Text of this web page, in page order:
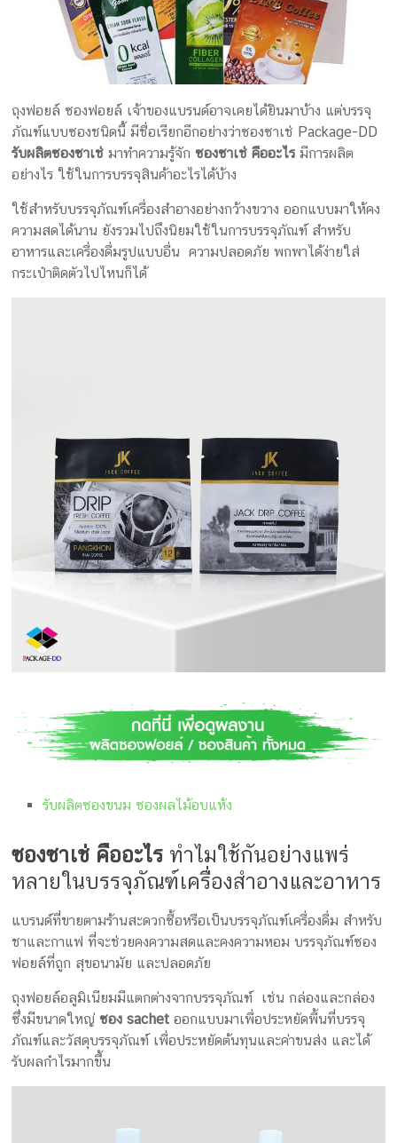
ผลิต
กล่อง
รับ
ผลิต
ครีม
รับ
ผลิต
กล่อง
ครีม
รับ
สบู่
รับ
อาหาร
โรงงาน
ผลิต
บรรจุ
ภัณฑ์
ถุงฟอยล์ ซองฟอยล์ เจ้าของแบรนด์อาจเคยได้ยินมาบ้าง แต่บรรจุ
ภัณฑ์แบบซองชนิดนี้ มีชื่อเรียกอีกอย่างว่าซองซาเช่ Package-DD
รับผลิตซองซาเช่ มาทำความรู้จักซองซาเช่ คืออะไรมีการผลิต
อย่างไร ใช้ในการบรรจุสินค้าอะไรได้บ้าง
ใช้สำหรับบรรจุภัณฑ์เครื่องสำอางอย่างกว้างขวาง ออกแบบมาให้คง
ความสดได้นาน ยังรวมไปถึงนิยมใช้ในการบรรจุภัณฑ์ สำหรับ
อาหารและเครื่องดื่มรูปแบบอื่น ความปลอดภัย พกพาได้ง่ายใส่
กระเป๋าติดตัวไปไหนก็ได้
รับผลิตซองขนม ซองผลไม้อบแห้ง
ซองซาเช่ คืออะไร ทำไมใช้กันอย่างแพร่
หลายในบรรจุภัณฑ์เครื่องสำอางและอาหาร
แบรนด์ที่ขายตามร้านสะดวกซื้อหรือเป็นบรรจุภัณฑ์เครื่องดื่ม สำหรับ
ชาและกาแฟ ที่จะช่วยคงความสดและคงความหอม บรรจุภัณฑ์ซอง
ฟอยล์ที่ถูก สุขอนามัย และปลอดภัย
ถุงฟอยล์อลูมิเนียมมีแตกต่างจากบรรจุภัณฑ์ เช่น กล่องและกล่อง
ซึ่งมีขนาดใหญ่ซอง sachet ออกแบบมาเพื่อประหยัดพื้นที่บรรจุ
ภัณฑ์และวัสดุบรรจุภัณฑ์ เพื่อประหยัดต้นทุนและค่าขนส่ง และได้
รับผลกำไรมากขึ้น